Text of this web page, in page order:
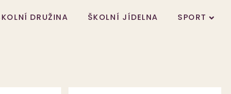
DRUŽINA ŠKOLNÍ JÍDELNA SPORT